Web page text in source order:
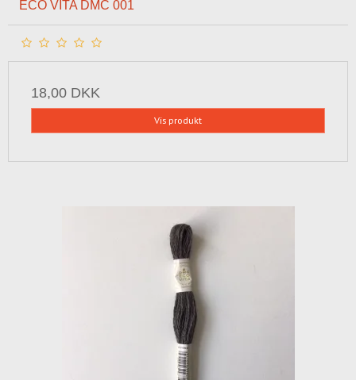
ECO VITA DMC 001
18,00 DKK
Vis produkt